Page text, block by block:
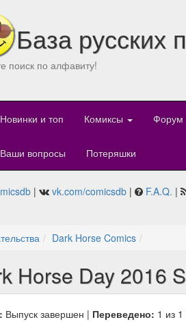
База русских
поиск по алфавиту!
Новинки и топ Комиксы Форум
Ваши вопросы Потеряшки
| vk.com/comicsdb | F.A.Q. |
Dark Horse Comics
Horse Day 2016
Выпуск завершен | Переведено: 1 из